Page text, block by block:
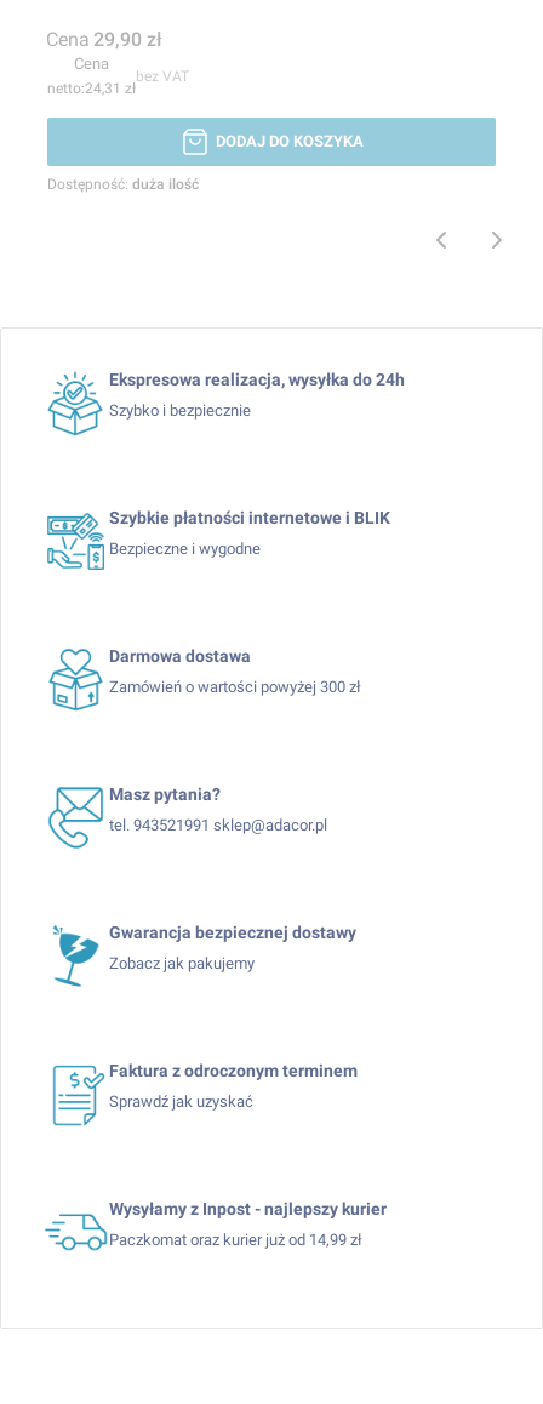
Cena 29,90 zł
Cena
24,31 zł
bez VAT
DODAJ DO KOSZYKA
Dostępność: duża ilość
Ekspresowa realizacja, wysyłka do 24h
Szybko i bezpiecznie
Szybkie płatności internetowe i BLIK
Bezpieczne i wygodne
Darmowa dostawa
Zamówień o wartości powyżej 300 zł
Masz pytania?
tel. 943521991 sklep@adacor.pl
Gwarancja bezpiecznej dostawy
Zobacz jak pakujemy
Faktura z odroczonym terminem
Sprawdź jak uzyskać
Wysyłamy z Inpost - najlepszy kurier
Paczkomat oraz kurier już od 14,99 zł